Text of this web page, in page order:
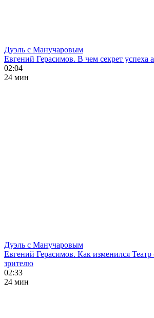
Дуэль с Манучаровым
Евгений Герасимов. В чем секрет успеха
02:04
24 мин
Дуэль с Манучаровым
Евгений Герасимов. Как изменился
зрителю
02:33
24 мин